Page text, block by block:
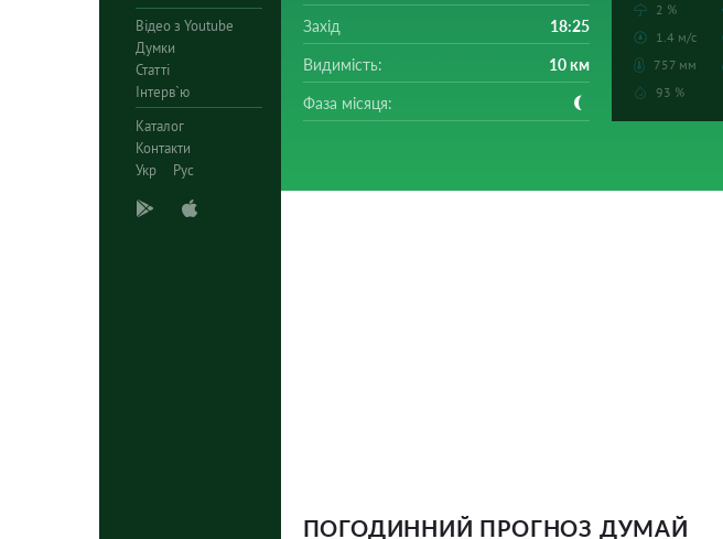
Відео з Youtube
Думки
Статті
Інтерв`ю
Каталог
Контакти
Укр
Рус
Захід 18:25
Видимість: 10 км
Фаза місяця:
2 %
1.4 м/с
757 мм
93 %
ПОГОДИННИЙ ПРОГНОЗ ДУМАЙ